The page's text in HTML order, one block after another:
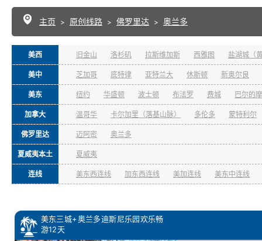
主页 > 原创线路 > 佛罗里达 > 奥兰多
美西 旧金山 洛杉矶 拉斯维加斯 西雅图 盐湖城（
美中 芝加哥 底特律 亚特兰大 休斯顿 新奥尔良
美东 纽约 华盛顿 波士顿 布法罗 费城 巴尔的摩
加拿大 温哥华 卡尔加里（落基山脉） 多伦多 蒙特利尔
佛罗里达 迈阿密 奥兰多
夏威夷本土 夏威夷
连线 美东西连线 加东西连线 美加连线 美东中连线
美东三城+奥兰多迪斯尼乐园欢乐畅
游12天